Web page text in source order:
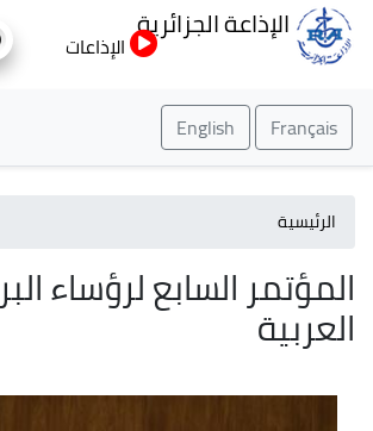
إلى
الإذاعة الجزائرية
الإذاعات
Français
English
الرئيسية
المؤتمر السابع لرؤساء
العربية